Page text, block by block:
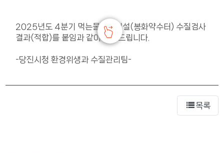
2025년도 4분기 먹는물공동시설(봉화약수터) 수질검사
결과(적합)를 붙임과 같이 알려드립니다.
-당진시청 환경위생과 수질관리팀-
목록